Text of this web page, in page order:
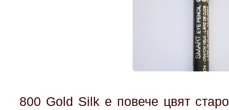
800 Gold Silk е повече цвят старо